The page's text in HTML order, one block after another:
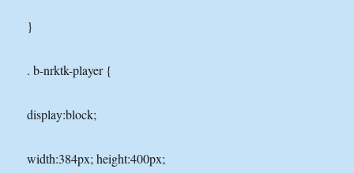
}
. b-nrktk-player {
display:block;
width:384px; height:400px;